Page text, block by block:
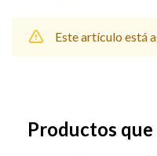
Este artículo está
Productos
Camperas